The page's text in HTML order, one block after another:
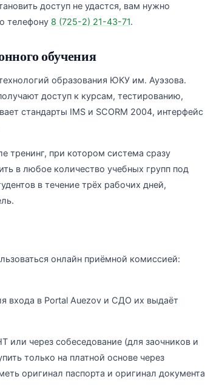
доступ не удастся, вам нужно
телефону 8 (725-2) 21-43-71.
обучения
образования ЮКУ им. Ауэзова.
доступ к курсам, тестированию,
стандарты IMS и SCORM 2004, интерфейс
при котором система сразу
в любое количество учебных групп под
в течение трёх рабочих дней,
онлайн приёмной комиссией:
входа в Portal Auezov и СДО их выдаёт
или через собеседование (для заочников и
только на платной основе через
оригинал паспорта и оригинал документа